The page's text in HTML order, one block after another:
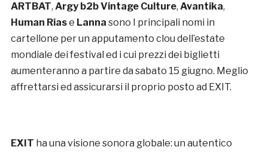
ARTBAT, Argy b2b Vintage Culture, Avantika,
Human Riase Lanna sono I principali nomi in
cartellone per un apputamento clou dell’estate
mondiale dei festival ed i cui prezzi dei biglietti
aumenteranno a partire da sabato 15 giugno. Meglio
affrettarsi ed assicurarsi il proprio posto ad EXIT.
EXIT ha una visione sonora globale: un autentico